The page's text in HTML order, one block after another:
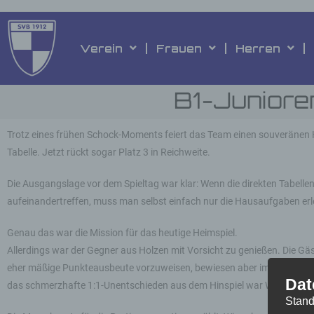
Verein Frauen Herren
B1-
Trotz eines frühen Schock-Moments feiert das Team einen
Tabelle. Jetzt rückt sogar Platz 3 in Reichweite.
​Die Ausgangslage vor dem Spieltag war klar: Wenn die direkten
aufeinandertreffen, muss man selbst einfach nur die Hausaufgaben
Genau das war die Mission für das heutige Heimspiel.
​Allerdings war der Gegner aus Holzen mit Vorsicht zu genießen. Die
eher mäßige Punkteausbeute vorzuweisen, bewiesen aber immer
das schmerzhafte 1:1-Unentschieden aus dem Hinspiel war Warnung